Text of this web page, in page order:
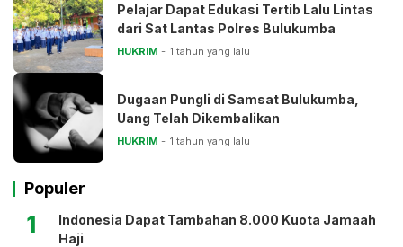
Pelajar Dapat Edukasi Tertib Lalu Lintas
dari Sat Lantas Polres Bulukumba
HUKRIM 1 tahun yang lalu
Dugaan Pungli di Samsat Bulukumba,
Uang Telah Dikembalikan
HUKRIM 1 tahun yang lalu
Populer
1
Indonesia Dapat Tambahan 8.000 Kuota Jamaah
Haji